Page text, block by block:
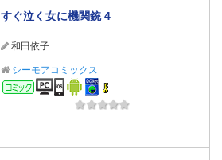
すぐ泣く女に機関銃 4
和田依子
シーモアコミックス
コミック